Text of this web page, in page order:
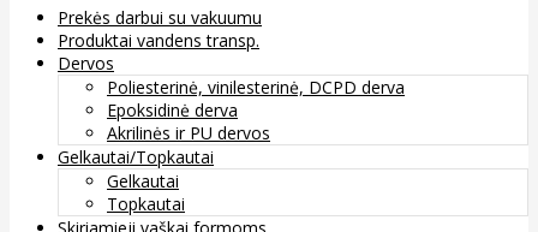
Prekės darbui su vakuumu
Produktai vandens transp.
Dervos
Poliesterinė, vinilesterinė, DCPD derva
Epoksidinė derva
Akrilinės ir PU dervos
Gelkautai/Topkautai
Gelkautai
Topkautai
Skiriamieji vaškai formoms